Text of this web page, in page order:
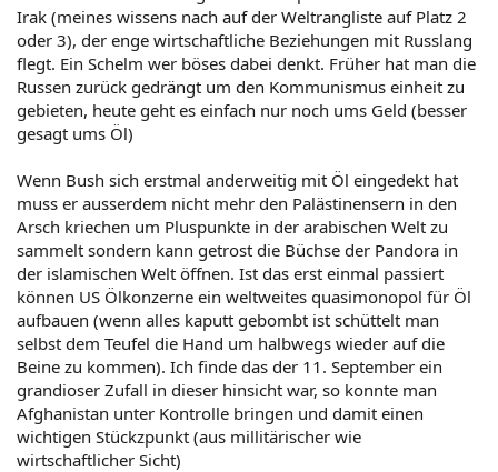
Irak (meines wissens nach auf der Weltrangliste auf Platz 2
oder 3), der enge wirtschaftliche Beziehungen mit Russlang
flegt. Ein Schelm wer böses dabei denkt. Früher hat man die
Russen zurück gedrängt um den Kommunismus einheit zu
gebieten, heute geht es einfach nur noch ums Geld (besser
gesagt ums Öl)
Wenn Bush sich erstmal anderweitig mit Öl eingedekt hat
muss er ausserdem nicht mehr den Palästinensern in den
Arsch kriechen um Pluspunkte in der arabischen Welt zu
sammelt sondern kann getrost die Büchse der Pandora in
der islamischen Welt öffnen. Ist das erst einmal passiert
können US Ölkonzerne ein weltweites quasimonopol für Öl
aufbauen (wenn alles kaputt gebombt ist schüttelt man
selbst dem Teufel die Hand um halbwegs wieder auf die
Beine zu kommen). Ich finde das der 11. September ein
grandioser Zufall in dieser hinsicht war, so konnte man
Afghanistan unter Kontrolle bringen und damit einen
wichtigen Stückzpunkt (aus millitärischer wie
wirtschaftlicher Sicht)